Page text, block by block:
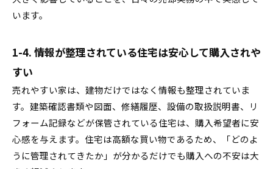
います。
1-4. 情報が整理されている住宅は安心して購入されや
すい
売れやすい家は、建物だけではなく情報も整理されていま
す。建築確認書類や図面、修繕履歴、設備の取扱説明書、リ
フォーム記録などが保管されている住宅は、購入希望者に安
心感を与えます。住宅は高額な買い物であるため、「どのよ
うに管理されてきたか」が分かるだけでも購入への不安は大